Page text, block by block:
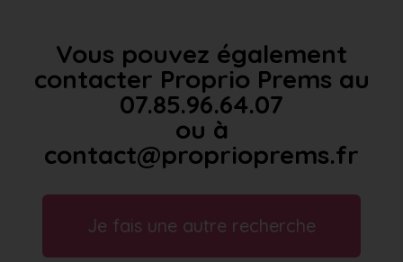
Vous pouvez également
contacter Proprio Prems au
07.85.96.64.07
ou à
contact@proprioprems.fr
Je fais une autre recherche